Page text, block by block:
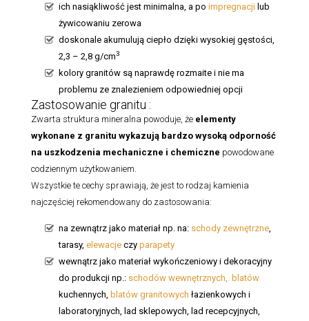
ich nasiąkliwość jest minimalna, a po impregnacji lub
żywicowaniu zerowa
doskonale akumulują ciepło dzięki wysokiej gęstości,
2,3 – 2,8 g/cm3
kolory granitów są naprawdę rozmaite i nie ma
problemu ze znalezieniem odpowiedniej opcji
Zastosowanie granitu :
Zwarta struktura mineralna powoduje, że elementy
wykonane z granitu wykazują bardzo wysoką odporność
na uszkodzenia mechaniczne i chemiczne powodowane
codziennym użytkowaniem.
Wszystkie te cechy sprawiają, że jest to rodzaj kamienia
najczęściej rekomendowany do zastosowania:
na zewnątrz jako materiał np. na: schody zewnętrzne
tarasy, elewacje czy parapety
wewnątrz jako materiał wykończeniowy i dekoracyjny
do produkcji np.: schodów wewnętrznych,
blatów
kuchennych, blatów granitowych łazienkowych i
laboratoryjnych, lad sklepowych, lad recepcyjnych,